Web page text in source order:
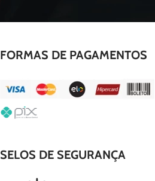
FORMAS DE PAGAMENTOS
SELOS DE SEGURANÇA